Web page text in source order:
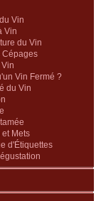
Vin
Vin
du Vin
Cépages
Vin Fermé ?
du Vin
Mets
d'Étiquettes